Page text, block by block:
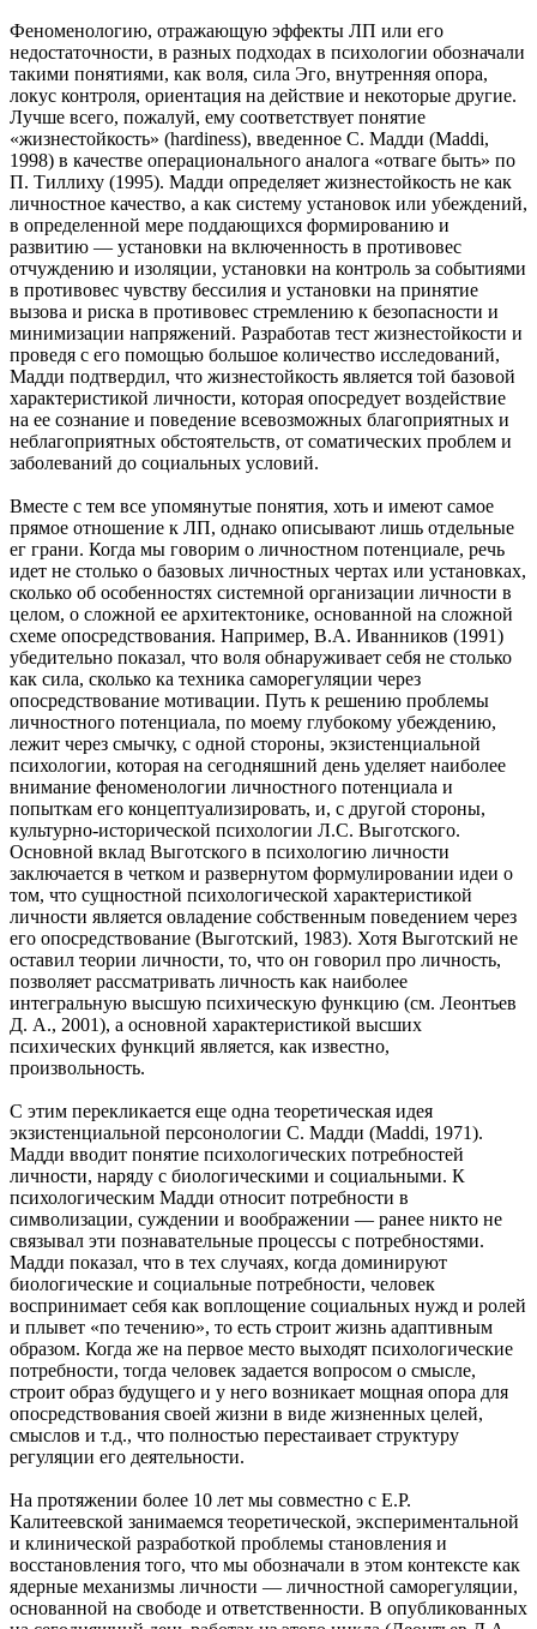
Феноменологию, отражающую эффекты ЛП или его
недостаточности, в разных подходах в психологии обозначали
такими понятиями, как воля, сила Эго, внутренняя опора,
локус контроля, ориентация на действие и некоторые другие.
Лучше всего, пожалуй, ему соответствует понятие
«жизнестойкость» (hardiness), введенное С. Мадди (Maddi,
1998) в качестве операционального аналога «отваге быть» по
П. Тиллиху (1995). Мадди определяет жизнестойкость не как
личностное качество, а как систему установок или убеждений,
в определенной мере поддающихся формированию и
развитию — установки на включенность в противовес
отчуждению и изоляции, установки на контроль за событиями
в противовес чувству бессилия и установки на принятие
вызова и риска в противовес стремлению к безопасности и
минимизации напряжений. Разработав тест жизнестойкости и
проведя с его помощью большое количество исследований,
Мадди подтвердил, что жизнестойкость является той базовой
характеристикой личности, которая опосредует воздействие
на ее сознание и поведение всевозможных благоприятных и
неблагоприятных обстоятельств, от соматических проблем и
заболеваний до социальных условий.
Вместе с тем все упомянутые понятия, хоть и имеют самое
прямое отношение к ЛП, однако описывают лишь отдельные
ег грани. Когда мы говорим о личностном потенциале, речь
идет не столько о базовых личностных чертах или установках,
сколько об особенностях системной организации личности в
целом, о сложной ее архитектонике, основанной на сложной
схеме опосредствования. Например, В.А. Иванников (1991)
убедительно показал, что воля обнаруживает себя не столько
как сила, сколько ка техника саморегуляции через
опосредствование мотивации. Путь к решению проблемы
личностного потенциала, по моему глубокому убеждению,
лежит через смычку, с одной стороны, экзистенциальной
психологии, которая на сегодняшний день уделяет наиболее
внимание феноменологии личностного потенциала и
попыткам его концептуализировать, и, с другой стороны,
культурно-исторической психологии Л.С. Выготского.
Основной вклад Выготского в психологию личности
заключается в четком и развернутом формулировании идеи о
том, что сущностной психологической характеристикой
личности является овладение собственным поведением через
его опосредствование (Выготский, 1983). Хотя Выготский не
оставил теории личности, то, что он говорил про личность,
позволяет рассматривать личность как наиболее
интегральную высшую психическую функцию (см. Леонтьев
Д. А., 2001), а основной характеристикой высших
психических функций является, как известно,
произвольность.
С этим перекликается еще одна теоретическая идея
экзистенциальной персонологии С. Мадди (Maddi, 1971).
Мадди вводит понятие психологических потребностей
личности, наряду с биологическими и социальными. К
психологическим Мадди относит потребности в
символизации, суждении и воображении — ранее никто не
связывал эти познавательные процессы с потребностями.
Мадди показал, что в тех случаях, когда доминируют
биологические и социальные потребности, человек
воспринимает себя как воплощение социальных нужд и ролей
и плывет «по течению», то есть строит жизнь адаптивным
образом. Когда же на первое место выходят психологические
потребности, тогда человек задается вопросом о смысле,
строит образ будущего и у него возникает мощная опора для
опосредствования своей жизни в виде жизненных целей,
смыслов и т.д., что полностью перестаивает структуру
регуляции его деятельности.
На протяжении более 10 лет мы совместно с Е.Р.
Калитеевской занимаемся теоретической, экспериментальной
и клинической разработкой проблемы становления и
восстановления того, что мы обозначали в этом контексте как
ядерные механизмы личности — личностной саморегуляции,
основанной на свободе и ответственности. В опубликованных